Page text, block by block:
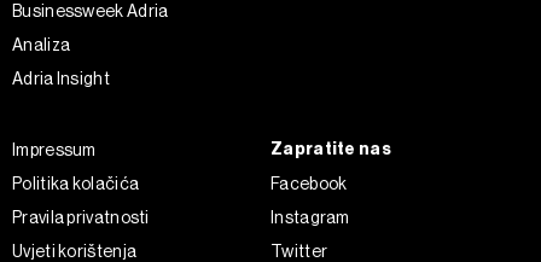
Businessweek Adria
Analiza
Adria Insight
Impressum
Politika kolačića
Pravila privatnosti
Uvjeti korištenja
Zapratite nas
Facebook
Instagram
Twitter